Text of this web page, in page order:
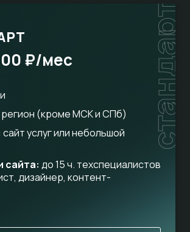
стандарт
₽/мес
регион (кроме МСК и СПб)
сайт услуг или небольшой
сайта: до 15 ч. техспециалистов
дизайнер, контент-